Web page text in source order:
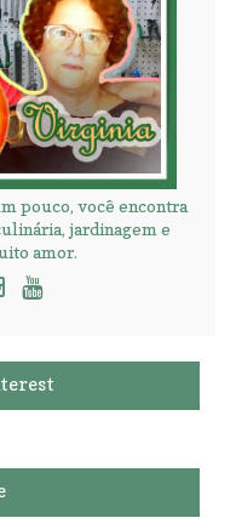
pouco, você encontra
jardinagem e
amor.